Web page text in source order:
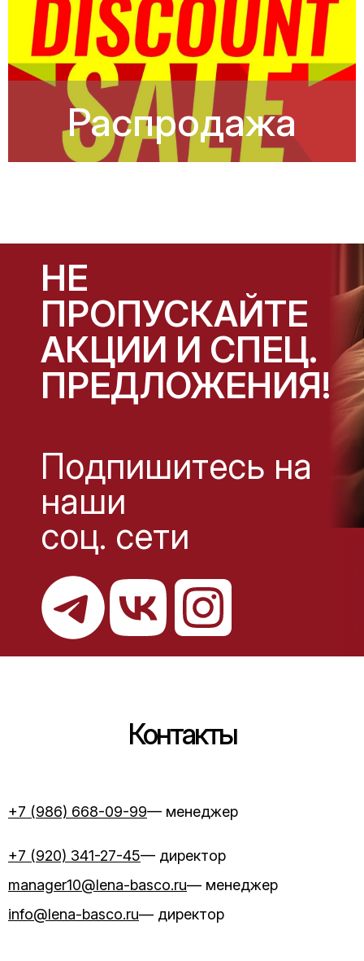
Распродажа
НЕ
ПРОПУСКАЙТЕ
АКЦИИ И СПЕЦ.
ПРЕДЛОЖЕНИЯ!
Подпишитесь на
наши
соц. сети
Контакты
+7 (986) 668-09-99— менеджер
+7 (920) 341-27-45— директор
manager10@lena-basco.ru— менеджер
info@lena-basco.ru— директор